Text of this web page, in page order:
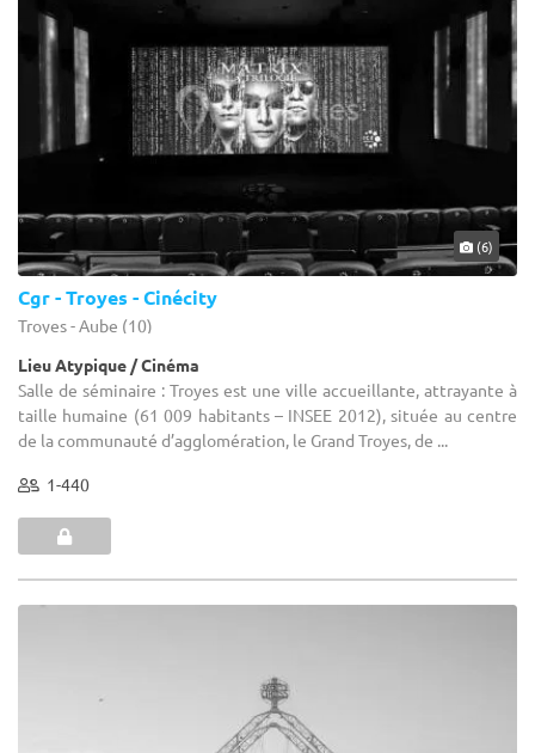
(6)
Cgr - Troyes - Cinécity
Troyes - Aube (10)
Lieu Atypique / Cinéma
Salle de séminaire : Troyes est une ville accueillante, attrayante à
taille humaine (61 009 habitants – INSEE 2012), située au centre
de la communauté d’agglomération, le Grand Troyes, de ...
1-440